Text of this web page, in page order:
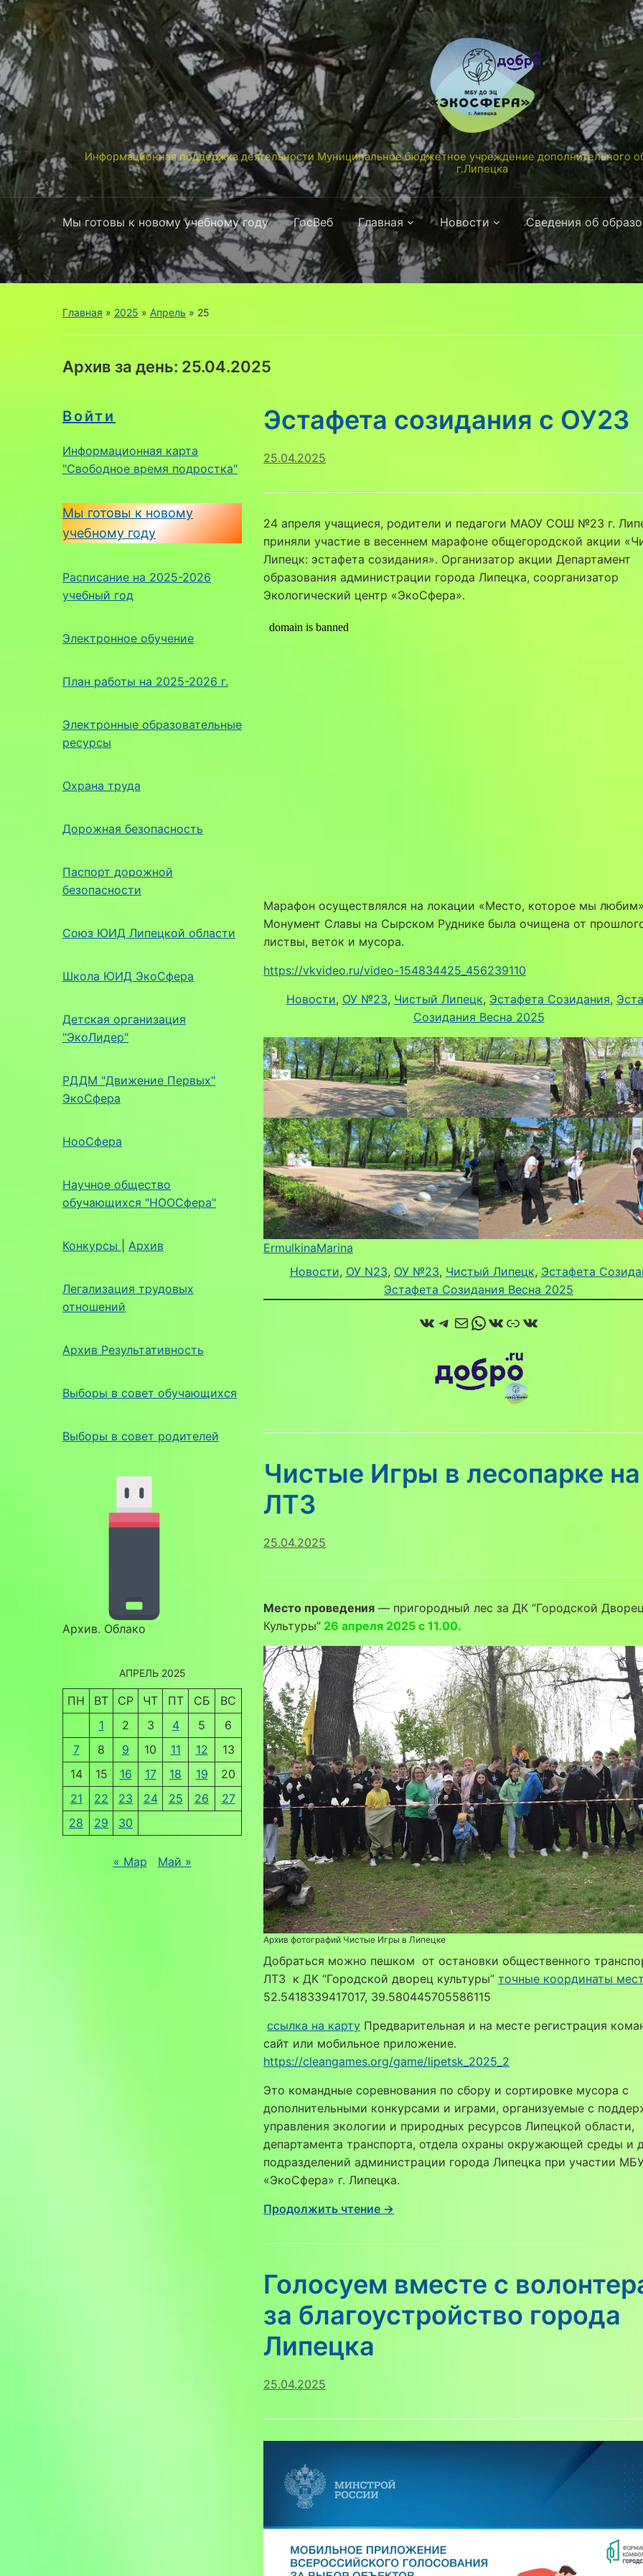
Информационная поддержка деятельности Муниципальное бюджетное учреждение дополнительного
г.Липецка
Мы готовы к новому учебному году ГосВеб Главная Новости Сведения об
Главная » 2025 » Апрель » 25
Архив за день: 25.04.2025
Войти
Информационная карта
"Свободное время подростка"
Мы готовы к новому
учебному году
Расписание на 2025-2026
учебный год
Электронное обучение
План работы на 2025-2026 г.
Электронные образовательные
ресурсы
Охрана труда
Дорожная безопасность
Паспорт дорожной
безопасности
Союз ЮИД Липецкой области
Школа ЮИД ЭкоСфера
Детская организация
"ЭкоЛидер"
РДДМ "Движение Первых"
ЭкоСфера
НооСфера
Научное общество
обучающихся "НООСфера"
Конкурсы Архив
Легализация трудовых
отношений
Архив Результативность
Выборы в совет обучающихся
Выборы в совет родителей
Архив. Облако
АПРЕЛЬ 2025
ПН ВТ СР ЧТ ПТ СБ
ВС
1
2 3 4 5
6
7
8 9 10 11 12
13
14
15 16 17 18 19
20
21
22 23 24 25 26
27
28
29 30
« Мар Май »
Эстафета созидания с ОУ23
25.04.2025
24 апреля учащиеся, родители и педагоги МАОУ СОШ №23 г.
приняли участие в весеннем марафоне общегородской акции
Липецк: эстафета созидания». Организатор акции Департамент
образования администрации города Липецка, соорганизатор
Экологический центр «ЭкоСфера».
Марафон осуществлялся на локации «Место, которое мы
Монумент Славы на Сырском Руднике была очищена от
листвы, веток и мусора.
https://vkvideo.ru/video-154834425_456239110
Новости, ОУ №23, Чистый Липецк, Эстафета Созидания,
Созидания Весна 2025
ErmulkinaMarina
Новости, ОУ N23, ОУ №23, Чистый Липецк, Эстафета
Эстафета Созидания Весна 2025
ВКонтакте
Telegram
Почта
WhatsApp
ВКонтакте
Ссылка
ВКонтакте
Чистые Игры в лесопарке на
ЛТЗ
25.04.2025
Место проведения — пригородный лес за ДК “Городской
Культуры” 26 апреля 2025 с 11.00.
Архив фотографий Чистые Игры в Липецке
Добраться можно пешком от остановки общественного
ЛТЗ к ДК “Городской дворец культуры” точные координаты
52.5418339417017, 39.580445705586115
ссылка на карту Предварительная и на месте регистрация
сайт или мобильное приложение.
https://cleangames.org/game/lipetsk_2025_2
Это командные соревнования по сбору и сортировке мусора с
дополнительными конкурсами и играми, организуемые с
управления экологии и природных ресурсов Липецкой области,
департамента транспорта, отдела охраны окружающей среды и
подразделений администрации города Липецка при участии
«ЭкоСфера» г. Липецка.
Продолжить чтение →
Голосуем вместе с
за благоустройство города
Липецка
25.04.2025